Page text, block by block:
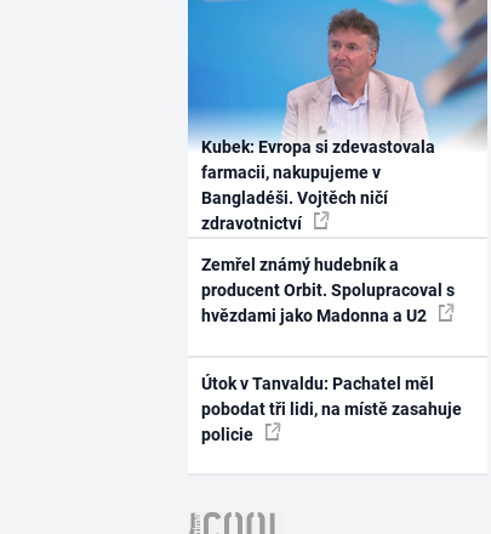
Kubek: Evropa si zdevastovala
farmacii, nakupujeme v
Bangladéši. Vojtěch ničí
zdravotnictví
Zemřel známý hudebník a
producent Orbit. Spolupracoval s
hvězdami jako Madonna a U2
Útok v Tanvaldu: Pachatel měl
pobodat tři lidi, na místě zasahuje
policie